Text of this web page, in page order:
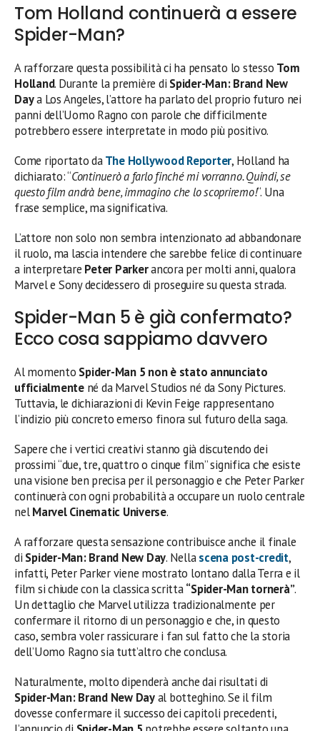
Tom Holland continuerà a essere
Spider-Man?
A rafforzare questa possibilità ci ha pensato lo stesso Tom
Holland. Durante la première di Spider-Man: Brand New
Daya Los Angeles, l’attore ha parlato del proprio futuro nei
panni dell’Uomo Ragno con parole che difficilmente
potrebbero essere interpretate in modo più positivo.
Come riportato daThe Hollywood Reporter, Holland ha
dichiarato: “Continuerò a farlo finché mi vorranno. Quindi, se
questo film andrà bene, immagino che lo scopriremo!“. Una
frase semplice, ma significativa.
L’attore non solo non sembra intenzionato ad abbandonare
il ruolo, ma lascia intendere che sarebbe felice di continuare
a interpretare Peter Parkerancora per molti anni, qualora
Marvel e Sony decidessero di proseguire su questa strada.
Spider-Man 5 è già confermato?
Ecco cosa sappiamo davvero
Al momento Spider-Man 5 non è stato annunciato
ufficialmentené da Marvel Studios né da Sony Pictures.
Tuttavia, le dichiarazioni di Kevin Feige rappresentano
l’indizio più concreto emerso finora sul futuro della saga.
Sapere che i vertici creativi stanno già discutendo dei
prossimi “due, tre, quattro o cinque film” significa che esiste
una visione ben precisa per il personaggio e che Peter Parker
continuerà con ogni probabilità a occupare un ruolo centrale
nelMarvel Cinematic Universe.
A rafforzare questa sensazione contribuisce anche il finale
di Spider-Man: Brand New Day. Nellascena post-credit,
infatti, Peter Parker viene mostrato lontano dalla Terra e il
film si chiude con la classica scritta“Spider-Man tornerà”.
Un dettaglio che Marvel utilizza tradizionalmente per
confermare il ritorno di un personaggio e che, in questo
caso, sembra voler rassicurare i fan sul fatto che la storia
dell’Uomo Ragno sia tutt’altro che conclusa.
Naturalmente, molto dipenderà anche dai risultati di
Spider-Man: Brand New Dayal botteghino. Se il film
dovesse confermare il successo dei capitoli precedenti,